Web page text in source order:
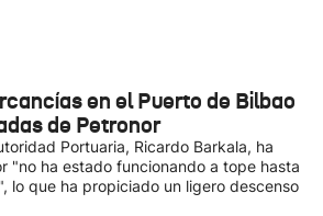
en el Puerto de Bilbao
de Petronor
Portuaria, Ricardo Barkala, ha
"no ha estado funcionando a tope hasta
lo que ha propiciado un ligero descenso